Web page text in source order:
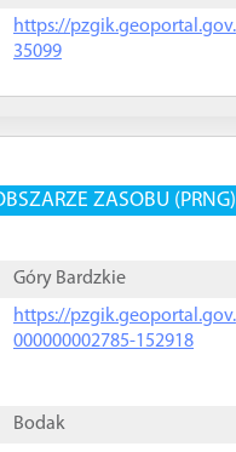
https://
35099
ZASOBU
Góry Bardzkie
https://
000000002785-152918
Bodak